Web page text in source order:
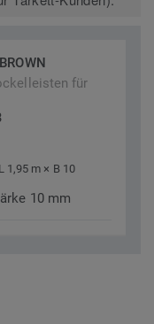
für
1,95 m × B 10
10 mm